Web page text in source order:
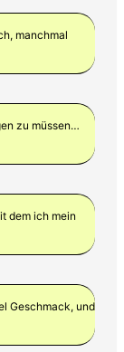
manchmal
zu müssen…
dem ich mein
Geschmack, und